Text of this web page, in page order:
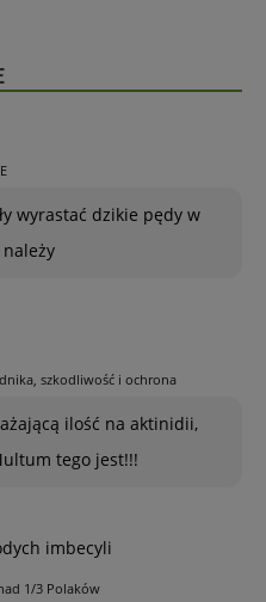
wyrastać dzikie pędy w
szkodliwość i ochrona
ilość na aktinidii,
tego jest!!!
imbecyli
1/3 Polaków